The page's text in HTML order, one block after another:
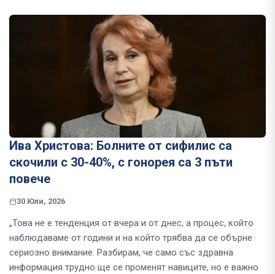
Ива Христова: Болните от сифилис са
скочили с 30-40%, с гонорея са 3 пъти
повече
30 Юли, 2026
„Това не е тенденция от вчера и от днес, а процес, който
наблюдаваме от години и на който трябва да се обърне
сериозно внимание. Разбирам, че само със здравна
информация трудно ще се променят навиците, но е важно